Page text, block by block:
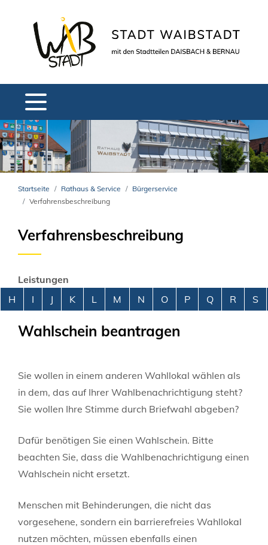
Startseite Rathaus & Service
Bürgerservice
Verfahrensbeschreibung
Verfahrensbeschreibung
Leistungen
Alphabetisches Register überspringen
H I J K L M N O P Q R S
Wahlschein beantragen
Sie wollen in einem anderen Wahllokal wählen als
in dem, das auf Ihrer Wahlbenachrichtigung steht?
Sie wollen Ihre Stimme durch Briefwahl abgeben?
Dafür benötigen Sie einen Wahlschein. Bitte
beachten Sie, dass die Wahlbenachrichtigung einen
Wahlschein nicht ersetzt.
Menschen mit Behinderungen, die nicht das
vorgesehene, sondern ein barrierefreies Wahllokal
nutzen möchten, müssen ebenfalls einen